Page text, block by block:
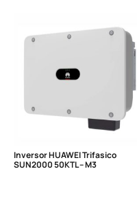
Inversor HUAWEI Trifasico
SUN2000 50KTL – M3